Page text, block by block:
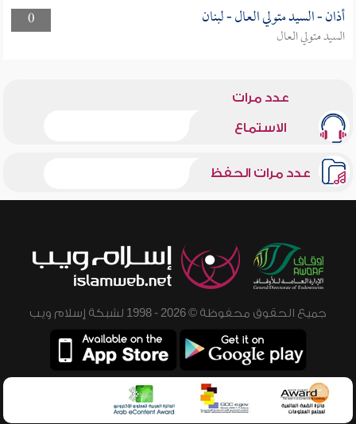
0
أذان - السيد متولي العال - لبنان
السيد متولي العال
عدد مرات
الاستماع
عدد مرات الحفظ
جميع الحقوق محفوظة © 2026 - 1998 لشبكة إسلام ويب